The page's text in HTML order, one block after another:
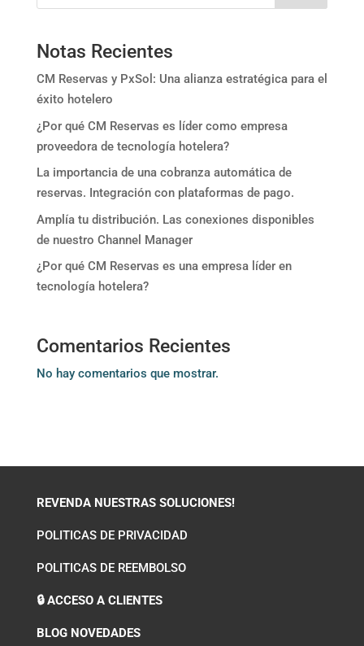
Notas Recientes
CM Reservas y PxSol: Una alianza estratégica para el
éxito hotelero
¿Por qué CM Reservas es líder como empresa
proveedora de tecnología hotelera?
La importancia de una cobranza automática de
reservas. Integración con plataformas de pago.
Amplía tu distribución. Las conexiones disponibles
de nuestro Channel Manager
¿Por qué CM Reservas es una empresa líder en
tecnología hotelera?
Comentarios Recientes
No hay comentarios que mostrar.
REVENDA NUESTRAS SOLUCIONES!
POLITICAS DE PRIVACIDAD
POLITICAS DE REEMBOLSO
🔒 ACCESO A CLIENTES
BLOG NOVEDADES